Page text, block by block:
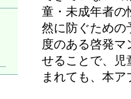
童・未成年者の
然に防ぐための
度のある啓発
せることで、児
まれても、本